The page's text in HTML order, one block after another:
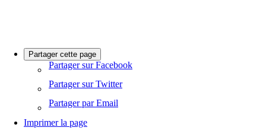
Partager cette page
Partager sur Facebook
Partager sur Twitter
Partager par Email
Imprimer la page